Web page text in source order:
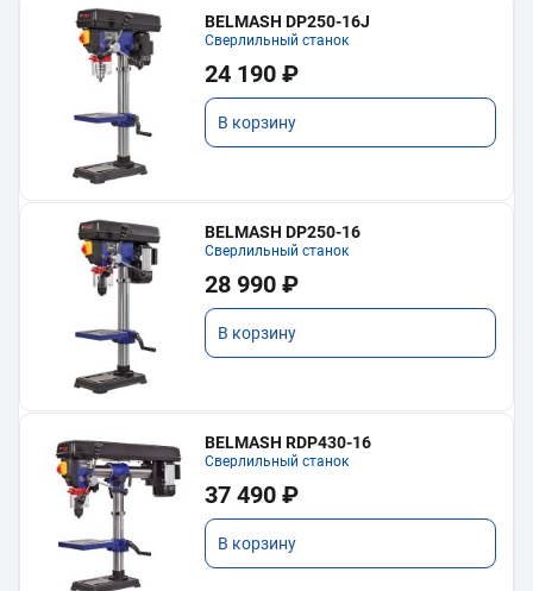
BELMASH DP250-16J
Сверлильный станок
24 190 ₽
В корзину
BELMASH DP250-16
Сверлильный станок
28 990 ₽
В корзину
BELMASH RDP430-16
Сверлильный станок
37 490 ₽
В корзину